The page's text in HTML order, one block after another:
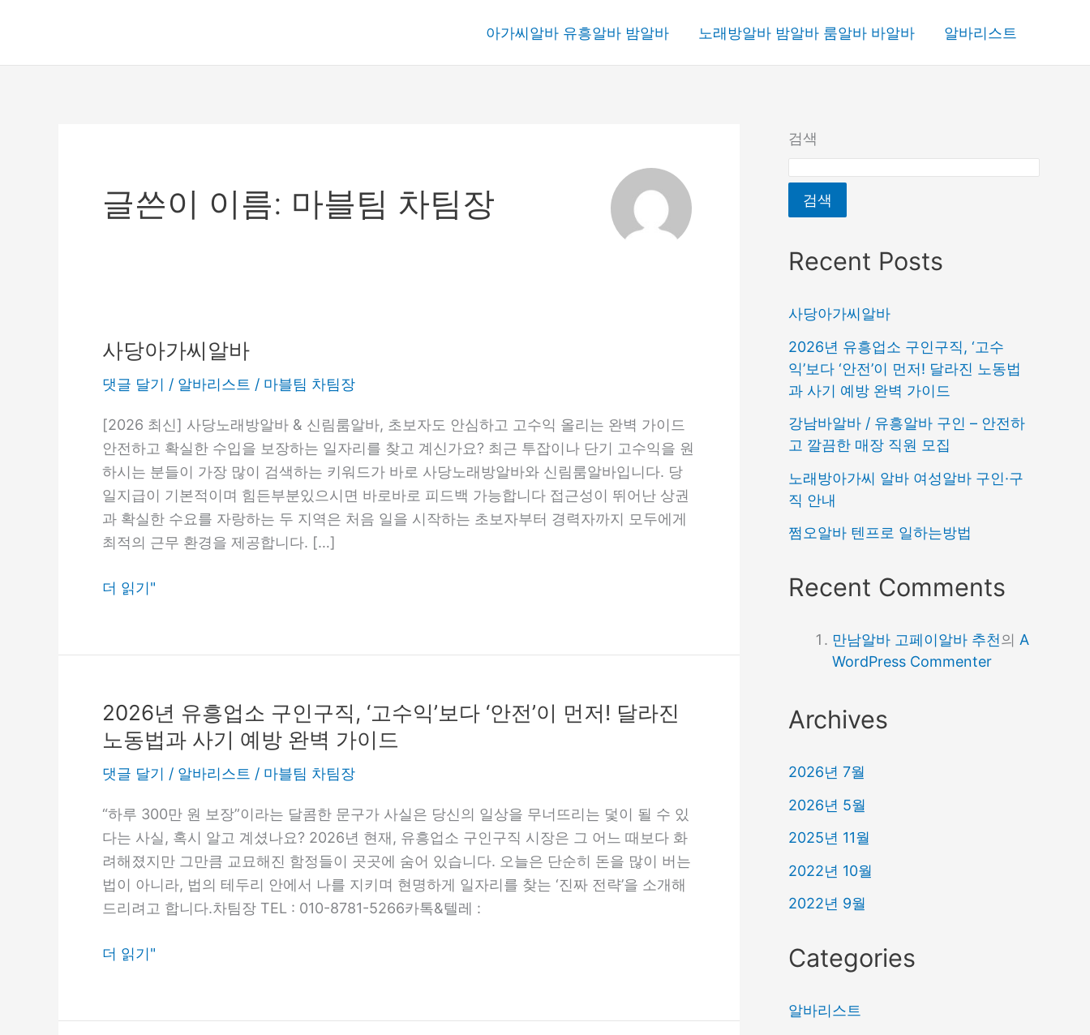
아가씨알바 유흥알바 밤알바 노래방알바 밤알바 룸알바 바알바 알바리스트
글쓴이 이름: 마블팀 차팀장
사당아가씨알바
댓글 달기 / 알바리스트 / 마블팀 차팀장
[2026 최신] 사당노래방알바 & 신림룸알바, 초보자도 안심하고 고수익 올리는 완벽 가이드
안전하고 확실한 수입을 보장하는 일자리를 찾고 계신가요? 최근 투잡이나 단기 고수익을 원
하시는 분들이 가장 많이 검색하는 키워드가 바로 사당노래방알바와 신림룸알바입니다. 당
일지급이 기본적이며 힘든부분있으시면 바로바로 피드백 가능합니다 접근성이 뛰어난 상권
과 확실한 수요를 자랑하는 두 지역은 처음 일을 시작하는 초보자부터 경력자까지 모두에게
최적의 근무 환경을 제공합니다. […]
사
아
가
씨
알
바
더 읽기"
2026년 유흥업소 구인구직, ‘고수익’보다 ‘안전’이 먼저! 달라진
노동법과 사기 예방 완벽 가이드
댓글 달기 / 알바리스트 / 마블팀 차팀장
“하루 300만 원 보장”이라는 달콤한 문구가 사실은 당신의 일상을 무너뜨리는 덫이 될 수 있
다는 사실, 혹시 알고 계셨나요? 2026년 현재, 유흥업소 구인구직 시장은 그 어느 때보다 화
려해졌지만 그만큼 교묘해진 함정들이 곳곳에 숨어 있습니다. 오늘은 단순히 돈을 많이 버는
법이 아니라, 법의 테두리 안에서 나를 지키며 현명하게 일자리를 찾는 ‘진짜 전략’을 소개해
드리려고 합니다.차팀장 TEL : 010-8781-5266카톡&텔레 :
2026
년
흥
소
구
인
‘고
더 읽기"
검색
검색
Recent Posts
사당아가씨알바
2026년 유흥업소 구인구직, ‘고수
익’보다 ‘안전’이 먼저! 달라진 노동법
과 사기 예방 완벽 가이드
강남바알바 / 유흥알바 구인 – 안전하
고 깔끔한 매장 직원 모집
노래방아가씨 알바 여성알바 구인·구
직 안내
쩜오알바 텐프로 일하는방법
Recent Comments
만남알바 고페이알바 추천의 A
WordPress Commenter
Archives
2026년 7월
2026년 5월
2025년 11월
2022년 10월
2022년 9월
Categories
알바리스트